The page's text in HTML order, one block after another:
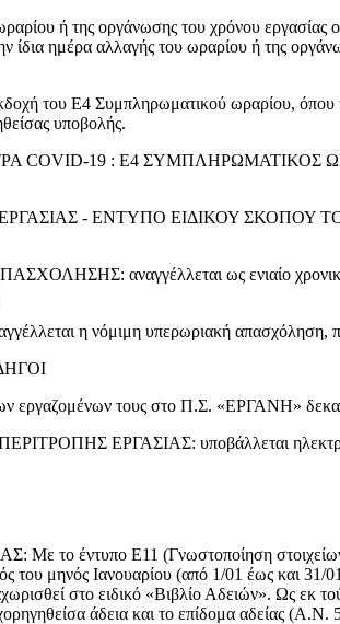
ή της οργάνωσης του χρόνου
ίδια ημέρα αλλαγής του ωραρίου ή της
του Ε4 Συμπληρωματικού ωραρίου,
υποβολής.
19 : Ε4 ΣΥΜΠΛΗΡΩΜΑΤΙΚΟΣ
- ΕΝΤΥΠΟ ΕΙΔΙΚΟΥ ΣΚΟΠΟΥ
αναγγέλλεται ως ενιαίο χρονικό
νόμιμη υπερωριακή απασχόληση, πριν
εργαζομένων τους στο Π.Σ. «ΕΡΓΑΝΗ»
ΕΡΓΑΣΙΑΣ: υποβάλλεται
Ε11 (Γνωστοποίηση στοιχείων
μηνός Ιανουαρίου (από 1/01 έως και 31/01
στο ειδικό «Βιβλίο Αδειών». Ως εκ
άδεια και το επίδομα αδείας